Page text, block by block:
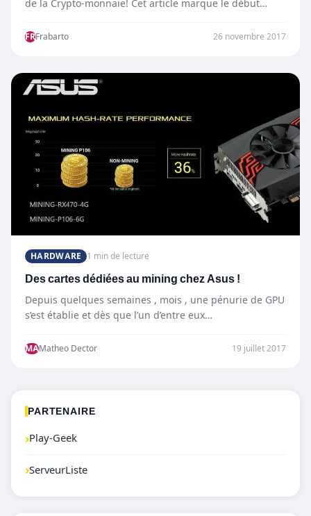
de la Crypto-monnaie! Cet article marque le début
FRFrabarto 26 novembre 2017
HARDWARE 1 min de lecture
Des cartes dédiées au mining chez Asus !
Depuis quelques semaines , mois , une pénurie de GPU
s’est établie et dès que l’un d’entre eux…
MAMatheo Dector 19 juillet 2017
PARTENAIRE
›Play-Geek
›ServeurListe